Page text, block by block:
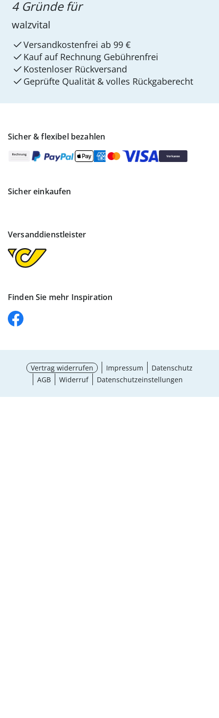
Sicher & flexibel bezahlen
Sicher einkaufen
Versanddienstleister
Finden Sie mehr Inspiration
4 Gründe für
walzvital
Versandkostenfrei ab 99 €
Kauf auf Rechnung Gebührenfrei
Kostenloser Rückversand
Geprüfte Qualität & volles Rückgaberecht
Vertrag widerrufen Impressum
Datenschutz
AGB
Widerruf Datenschutzeinstellungen